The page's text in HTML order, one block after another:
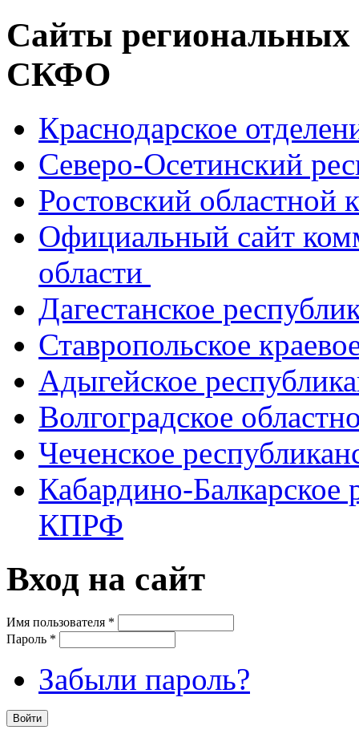
Сайты
СКФО
Краснодарское
Северо-Осетинский
Ростовский
Официальный сайт
области
Дагестанское
Ставропольское
Адыгейское
Волгоградское
Чеченское
Кабардино-Балкарское
КПРФ
Вход на сайт
Имя пользователя *
Пароль *
Забыли пароль?